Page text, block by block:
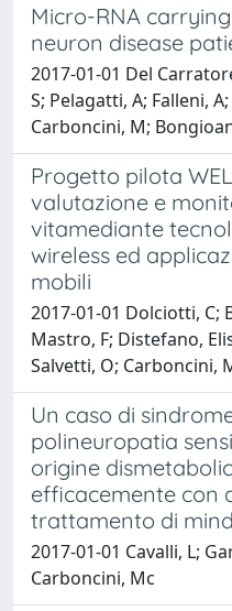
Micro-RNA
neuron disease
2017-01-01 Del
S; Pelagatti, A; Falleni,
Carboncini, M;
Progetto pilota
valutazione e
vitamediante
wireless ed
mobili
2017-01-01 Dolciotti, C;
Mastro, F; Distefano,
Salvetti, O; Carboncini,
Un caso di
polineuropatia
origine
efficacemente con
trattamento di
2017-01-01 Cavalli, L;
Carboncini, Mc